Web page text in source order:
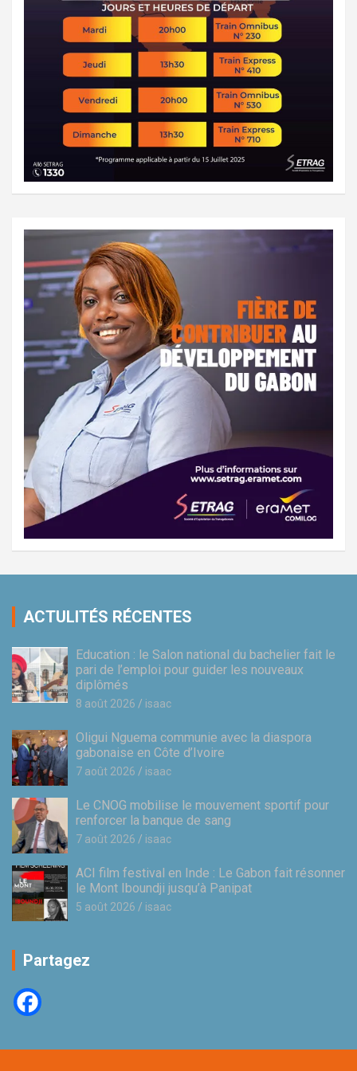
ACTULITÉS RÉCENTES
Education : le Salon national du bachelier fait le
pari de l’emploi pour guider les nouveaux
diplômés
8 août 2026 isaac
Oligui Nguema communie avec la diaspora
gabonaise en Côte d’Ivoire
7 août 2026 isaac
Le CNOG mobilise le mouvement sportif pour
renforcer la banque de sang
7 août 2026 isaac
ACI film festival en Inde : Le Gabon fait résonner
le Mont Iboundji jusqu’à Panipat
5 août 2026 isaac
Partagez